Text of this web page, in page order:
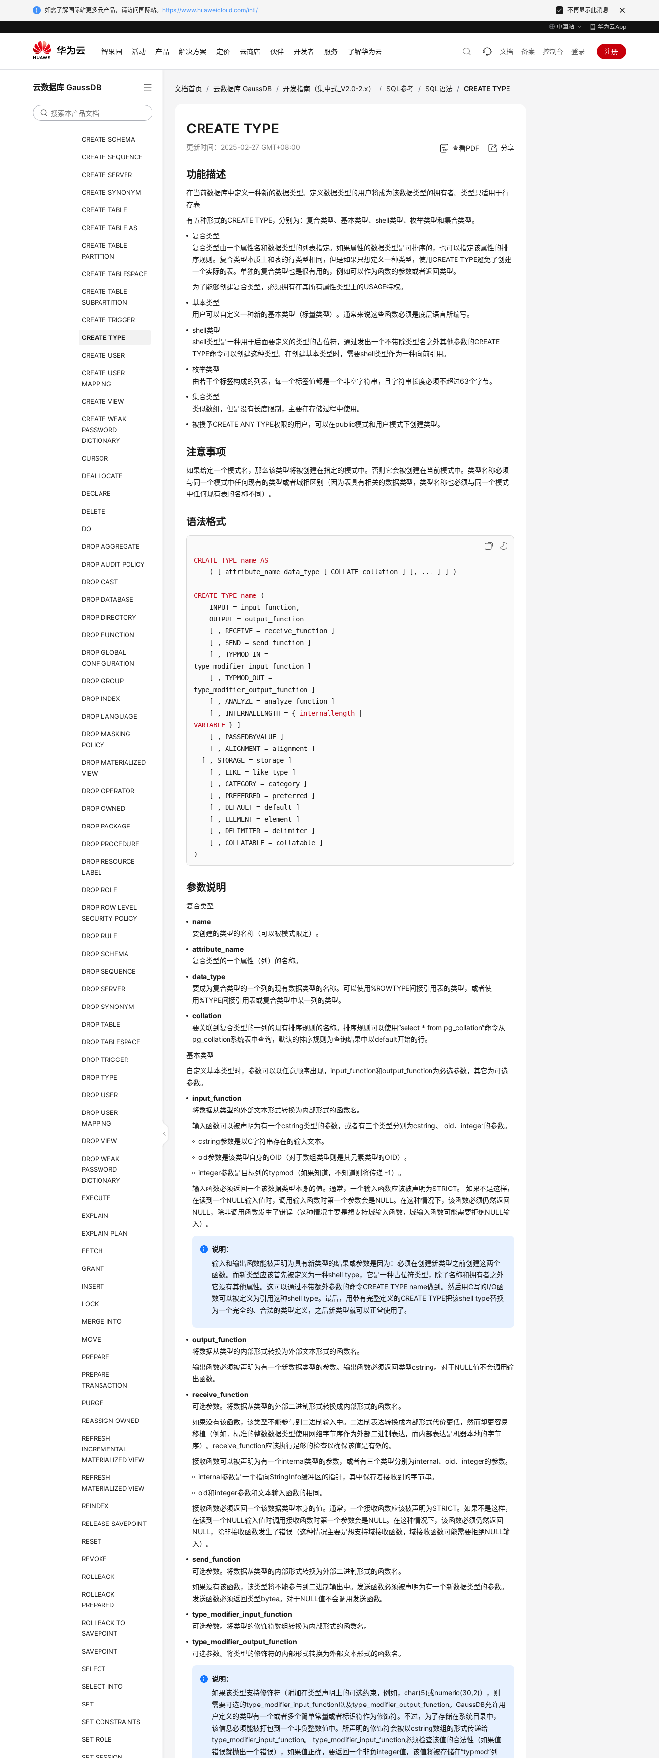
如需了解国际站更多云产品，请访问国际站。 https://www.huaweicloud.com/intl/ 不再显示此消息
中国站 华为云App
智果园 活动 产品 解决方案 定价 云商店 伙伴 开发者 服务 了解华为云 文档 备案 控制台 登录 注册
云数据库 GaussDB
CREATE PACKAGE
CREATE RESOURCE
CREATE ROW LEVEL
SECURITY POLICY
CREATE RULE
CREATE SCHEMA
CREATE SEQUENCE
CREATE SERVER
CREATE SYNONYM
CREATE TABLE
CREATE TABLE AS
CREATE TABLE
PARTITION
CREATE TABLESPACE
CREATE TABLE
SUBPARTITION
CREATE TRIGGER
CREATE TYPE
CREATE USER
CREATE USER
MAPPING
CREATE VIEW
CREATE WEAK
PASSWORD
DICTIONARY
CURSOR
DEALLOCATE
DECLARE
DELETE
DO
DROP AGGREGATE
DROP AUDIT POLICY
DROP CAST
DROP DATABASE
DROP DIRECTORY
DROP FUNCTION
DROP GLOBAL
CONFIGURATION
DROP GROUP
DROP INDEX
DROP LANGUAGE
DROP MASKING
POLICY
DROP MATERIALIZED
VIEW
DROP OPERATOR
DROP OWNED
DROP PACKAGE
DROP PROCEDURE
DROP RESOURCE
LABEL
DROP ROLE
DROP ROW LEVEL
SECURITY POLICY
DROP RULE
DROP SCHEMA
DROP SEQUENCE
DROP SERVER
DROP SYNONYM
DROP TABLE
DROP TABLESPACE
DROP TRIGGER
DROP TYPE
DROP USER
DROP USER
MAPPING
DROP VIEW
DROP WEAK
PASSWORD
DICTIONARY
EXECUTE
EXPLAIN
EXPLAIN PLAN
FETCH
GRANT
INSERT
LOCK
MERGE INTO
MOVE
PREPARE
PREPARE
TRANSACTION
PURGE
REASSIGN OWNED
REFRESH
INCREMENTAL
MATERIALIZED VIEW
REFRESH
MATERIALIZED VIEW
REINDEX
RELEASE SAVEPOINT
RESET
REVOKE
ROLLBACK
ROLLBACK
PREPARED
ROLLBACK TO
SAVEPOINT
SAVEPOINT
SELECT
SELECT INTO
SET
SET CONSTRAINTS
SET ROLE
文档首页 / 云数据库 GaussDB / 开发指南（集中式_V2.0-2.x） / SQL参考 / SQL语法 / CREATE TYPE
CREATE TYPE
更新时间： 2025-02-27 GMT+08:00 查看PDF 分享
功能描述
在当前数据库中定义一种新的数据类型。定义数据类型的用户将成为该数据类型的拥有者。类型只适用于行
存表
有五种形式的CREATE TYPE，分别为：复合类型、基本类型、shell类型、枚举类型和集合类型。
复合类型
复合类型由一个属性名和数据类型的列表指定。如果属性的数据类型是可排序的，也可以指定该属性的排
序规则。复合类型本质上和表的行类型相同，但是如果只想定义一种类型，使用CREATE TYPE避免了创建
一个实际的表。单独的复合类型也是很有用的，例如可以作为函数的参数或者返回类型。
为了能够创建复合类型，必须拥有在其所有属性类型上的USAGE特权。
基本类型
用户可以自定义一种新的基本类型（标量类型）。通常来说这些函数必须是底层语言所编写。
shell类型
shell类型是一种用于后面要定义的类型的占位符，通过发出一个不带除类型名之外其他参数的CREATE
TYPE命令可以创建这种类型。在创建基本类型时，需要shell类型作为一种向前引用。
枚举类型
由若干个标签构成的列表，每一个标签值都是一个非空字符串，且字符串长度必须不超过63个字节。
集合类型
类似数组，但是没有长度限制，主要在存储过程中使用。
被授予CREATE ANY TYPE权限的用户，可以在public模式和用户模式下创建类型。
注意事项
如果给定一个模式名，那么该类型将被创建在指定的模式中。否则它会被创建在当前模式中。类型名称必须
与同一个模式中任何现有的类型或者域相区别（因为表具有相关的数据类型，类型名称也必须与同一个模式
中任何现有表的名称不同）。
语法格式
CREATE TYPE name AS
    ( [ attribute_name data_type [ COLLATE collation ] [, ... ] ] )
CREATE TYPE name (
    INPUT = input_function,
    OUTPUT = output_function
    [ , RECEIVE = receive_function ]
    [ , SEND = send_function ]
    [ , TYPMOD_IN =
type_modifier_input_function ]
    [ , TYPMOD_OUT =
type_modifier_output_function ]
    [ , ANALYZE = analyze_function ]
    [ , INTERNALLENGTH = {
internallength
VARIABLE } ]
[ , PASSEDBYVALUE ]
[ , ALIGNMENT = alignment ]
[ , STORAGE = storage ]
[ , LIKE = like_type ]
[ , CATEGORY = category ]
[ , PREFERRED = preferred ]
[ , DEFAULT = default ]
[ , ELEMENT = element ]
[ , DELIMITER = delimiter ]
[ , COLLATABLE = collatable ]
)
CREATE
CREATE TYPE name AS TABLE OF data_type
参数说明
复合类型
name
要创建的类型的名称（可以被模式限定）。
attribute_name
复合类型的一个属性（列）的名称。
data_type
要成为复合类型的一个列的现有数据类型的名称。可以使用%ROWTYPE间接引用表的类型，或者使
用%TYPE间接引用表或复合类型中某一列的类型。
collation
要关联到复合类型的一列的现有排序规则的名称。排序规则可以使用“select * from pg_collation”命令从
pg_collation系统表中查询，默认的排序规则为查询结果中以default开始的行。
基本类型
自定义基本类型时，参数可以以任意顺序出现，input_function和output_function为必选参数，其它为可选
参数。
input_function
将数据从类型的外部文本形式转换为内部形式的函数名。
输入函数可以被声明为有一个cstring类型的参数，或者有三个类型分别为cstring、 oid、integer的参数。
cstring参数是以C字符串存在的输入文本。
oid参数是该类型自身的OID（对于数组类型则是其元素类型的OID）。
integer参数是目标列的typmod（如果知道，不知道则将传递 -1）。
输入函数必须返回一个该数据类型本身的值。通常，一个输入函数应该被声明为STRICT。 如果不是这样，
在读到一个NULL输入值时，调用输入函数时第一个参数会是NULL。在这种情况下，该函数必须仍然返回
NULL，除非调用函数发生了错误（这种情况主要是想支持域输入函数，域输入函数可能需要拒绝NULL输
入）。
说明：
输入和输出函数能被声明为具有新类型的结果或参数是因为：必须在创建新类型之前创建这两个
函数。而新类型应该首先被定义为一种shell type，它是一种占位符类型，除了名称和拥有者之外
它没有其他属性。这可以通过不带额外参数的命令CREATE TYPE name做到。然后用C写的I/O函
数可以被定义为引用这种shell type。最后，用带有完整定义的CREATE TYPE把该shell type替换
为一个完全的、合法的类型定义，之后新类型就可以正常使用了。
output_function
将数据从类型的内部形式转换为外部文本形式的函数名。
输出函数必须被声明为有一个新数据类型的参数。输出函数必须返回类型cstring。对于NULL值不会调用输
出函数。
receive_function
可选参数。将数据从类型的外部二进制形式转换成内部形式的函数名。
如果没有该函数，该类型不能参与到二进制输入中。二进制表达转换成内部形式代价更低，然而却更容易
移植（例如，标准的整数数据类型使用网络字节序作为外部二进制表达，而内部表达是机器本地的字节
序）。receive_function应该执行足够的检查以确保该值是有效的。
接收函数可以被声明为有一个internal类型的参数，或者有三个类型分别为internal、oid、integer的参数。
internal参数是一个指向StringInfo缓冲区的指针，其中保存着接收到的字节串。
oid和integer参数和文本输入函数的相同。
接收函数必须返回一个该数据类型本身的值。通常，一个接收函数应该被声明为STRICT。如果不是这样，
在读到一个NULL输入值时调用接收函数时第一个参数会是NULL。在这种情况下，该函数必须仍然返回
NULL，除非接收函数发生了错误（这种情况主要是想支持域接收函数，域接收函数可能需要拒绝NULL输
入）。
send_function
可选参数。将数据从类型的内部形式转换为外部二进制形式的函数名。
如果没有该函数，该类型将不能参与到二进制输出中。发送函数必须被声明为有一个新数据类型的参数。
发送函数必须返回类型bytea。对于NULL值不会调用发送函数。
type_modifier_input_function
可选参数。将类型的修饰符数组转换为内部形式的函数名。
type_modifier_output_function
可选参数。将类型的修饰符的内部形式转换为外部文本形式的函数名。
说明：
如果该类型支持修饰符（附加在类型声明上的可选约束，例如，char(5)或numeric(30,2)），则
需要可选的type_modifier_input_function以及type_modifier_output_function。GaussDB允许用
户定义的类型有一个或者多个简单常量或者标识符作为修饰符。不过，为了存储在系统目录中，
该信息必须能被打包到一个非负整数值中。所声明的修饰符会被以cstring数组的形式传递给
type_modifier_input_function。 type_modifier_input_function必须检查该值的合法性（如果值
错误就抛出一个错误），如果值正确，要返回一个非负integer值，该值将被存储在“typmod”列